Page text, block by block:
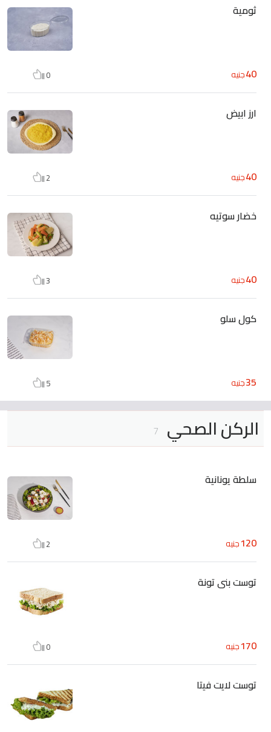
ثومية
40جنيه 0
ارز ابيض
40جنيه 2
خضار سوتيه
40جنيه 3
كول سلو
35جنيه 5
الركن الصحي 7
سلطة يونانية
120جنيه 2
توست بنى تونة
170جنيه 0
توست لايت فيتا